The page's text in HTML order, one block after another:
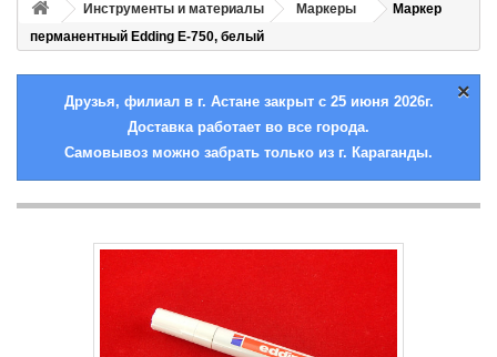
Инструменты и материалы Маркеры
Маркер
перманентный Edding E-750, белый
×
Друзья, филиал в г. Астане закрыт с 25 июня 2026г.
Доставка работает во все города.
Самовывоз можно забрать только из г. Караганды.